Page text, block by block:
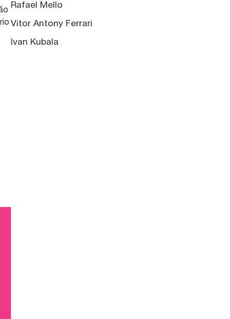
Rafael Mello
Vitor Antony Ferrari
Ivan Kubala